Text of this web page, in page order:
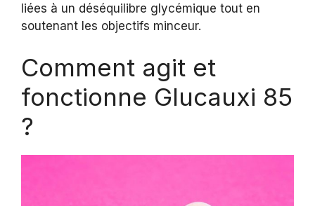
liées à un déséquilibre glycémique tout en
soutenant les objectifs minceur.
Comment agit et
fonctionne Glucauxi 85
?